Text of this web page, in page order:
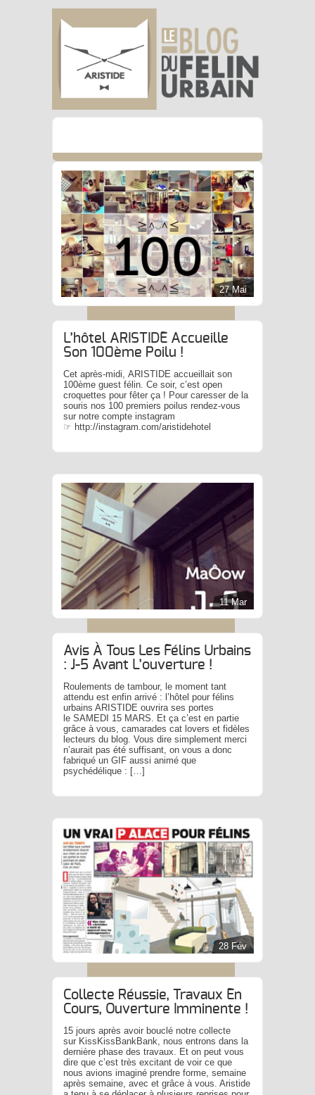
27 Mai
L’hôtel ARISTIDE Accueille
Son 100ème Poilu !
Cet après-midi, ARISTIDE accueillait son
100ème guest félin. Ce soir, c’est open
croquettes pour fêter ça ! Pour caresser de la
souris nos 100 premiers poilus rendez-vous
sur notre compte instagram
☞ http://instagram.com/aristidehotel
11 Mar
Avis À Tous Les Félins Urbains
: J-5 Avant L’ouverture !
Roulements de tambour, le moment tant
attendu est enfin arrivé : l’hôtel pour félins
urbains ARISTIDE ouvrira ses portes
le SAMEDI 15 MARS. Et ça c’est en partie
grâce à vous, camarades cat lovers et fidèles
lecteurs du blog. Vous dire simplement merci
n’aurait pas été suffisant, on vous a donc
fabriqué un GIF aussi animé que
psychédélique : […]
28 Fév
Collecte Réussie, Travaux En
Cours, Ouverture Imminente !
15 jours après avoir bouclé notre collecte
sur KissKissBankBank, nous entrons dans la
dernière phase des travaux. Et on peut vous
dire que c’est très excitant de voir ce que
nous avions imaginé prendre forme, semaine
après semaine, avec et grâce à vous. Aristide